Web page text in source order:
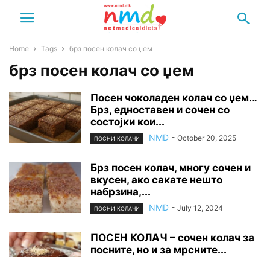
Home Tags брз посен колач со џем
брз посен колач со џем
Посен чоколаден колач со џем…
Брз, едноставен и сочен со
состојки кои...
ПОСНИ КОЛАЧИ NMD - October 20, 2025
Брз посен колач, многу сочен и
вкусен, ако сакате нешто
набрзина,...
ПОСНИ КОЛАЧИ NMD - July 12, 2024
ПОСЕН КОЛАЧ – сочен колач за
посните, но и за мрсните...